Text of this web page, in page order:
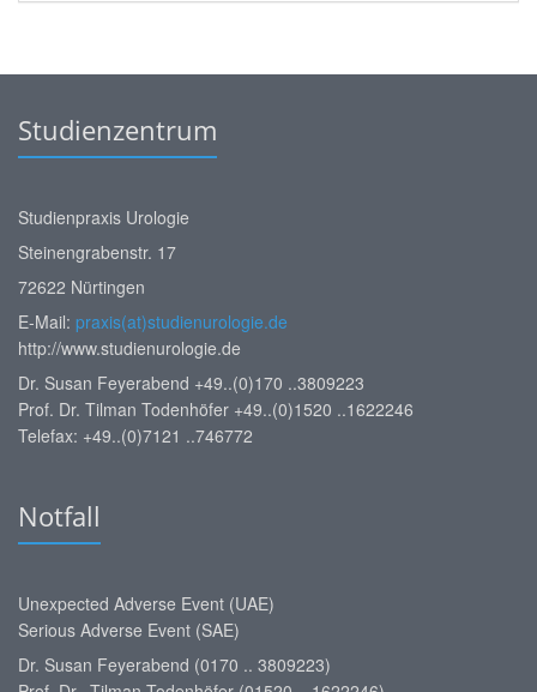
Studienzentrum
Studienpraxis Urologie
Steinengrabenstr. 17
72622 Nürtingen
E-Mail: praxis(at)studienurologie.de
http://www.studienurologie.de
Dr. Susan Feyerabend +49..(0)170 ..3809223
Prof. Dr. Tilman Todenhöfer +49..(0)1520 ..1622246
Telefax: +49..(0)7121 ..746772
Notfall
Unexpected Adverse Event (UAE)
Serious Adverse Event (SAE)
Dr. Susan Feyerabend (0170 .. 3809223)